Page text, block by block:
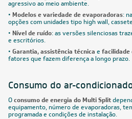
agressivo ao meio ambiente.
• Modelos e variedade de evaporadoras:
opções com unidades tipo high wall,
• Nível de ruído: as versões silenciosas
e escritórios.
• Garantia, assistência técnica e facilidade
fatores que fazem diferença a longo prazo.
Consumo do ar-
Oconsumo de energia do Multi Split
equipamento, número de evaporadoras,
programada e condições de instalação.